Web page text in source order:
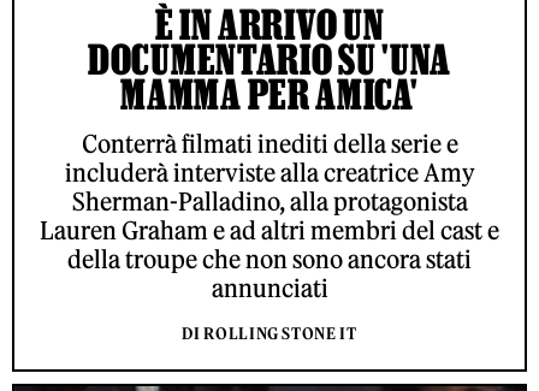
È IN ARRIVO UN
DOCUMENTARIO SU 'UNA
MAMMA PER AMICA'
Conterrà filmati inediti della serie e
includerà interviste alla creatrice Amy
Sherman-Palladino, alla protagonista
Lauren Graham e ad altri membri del cast e
della troupe che non sono ancora stati
annunciati
DI ROLLING STONE IT